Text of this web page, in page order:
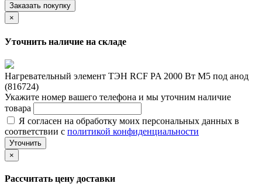
Заказать покупку
×
Уточнить наличие на складе
Нагревательный элемент ТЭН RCF PA 2000 Вт M5 под анод
(816724)
Укажите номер вашего телефона и мы уточним наличие
товара
Я согласен на обработку моих персональных данных в
соответствии с политикой конфиденциальности
Уточнить
×
Рассчитать цену доставки